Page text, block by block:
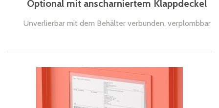
Optional mit anscharniertem Klappdeckel
Unverlierbar mit dem Behälter verbunden, verplombbar